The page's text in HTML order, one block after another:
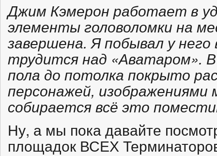
Джим Кэмерон работает в
элементы головоломки на
завершена. Я побывал у
трудится над «Аватаром».
пола до потолка покрыто
персонажей, изображениями
собирается всё это
Ну, а мы пока давайте
площадок ВСЕХ